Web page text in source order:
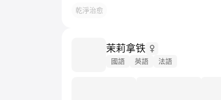
乾淨治愈
茉莉拿铁
國語 英語 法語